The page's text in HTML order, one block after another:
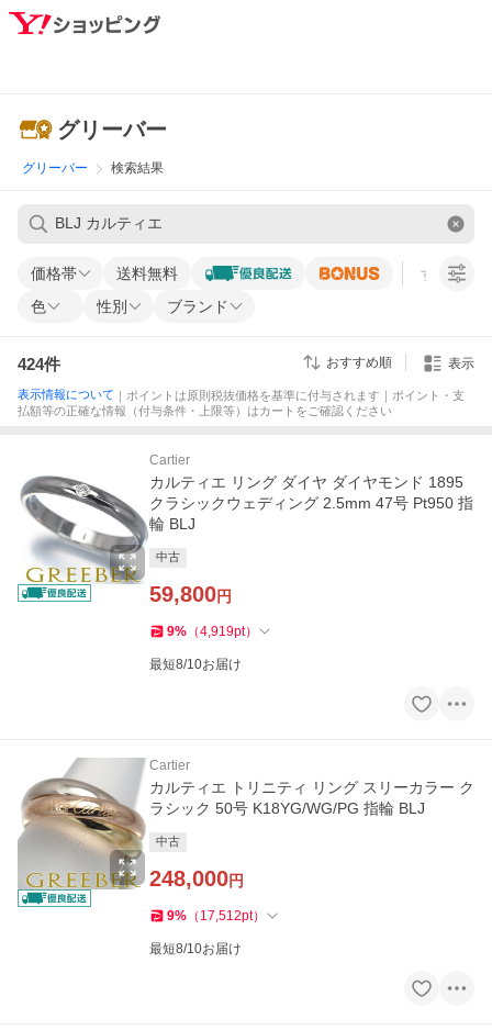
グリーバー
グリーバー 検索結果
価格帯 送料無料 すべての条
色 性別 ブランド
424件 おすすめ順 表示
表示情報について ｜ポイントは原則税抜価格を基準に付与されます｜ポイント・支
払額等の正確な情報（付与条件・上限等）はカートをご確認ください
Cartier
カルティエ リング ダイヤ ダイヤモンド 1895
クラシックウェディング 2.5mm 47号 Pt950 指
輪 BLJ
中古
59,800円
9% （4,919pt）
最短8/10お届け
Cartier
カルティエ トリニティ リング スリーカラー ク
ラシック 50号 K18YG/WG/PG 指輪 BLJ
中古
248,000円
9% （ 17,512pt）
最短8/10お届け